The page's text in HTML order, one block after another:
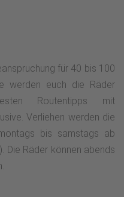
für 40 bis 100
werden euch die Räder
Routentipps mit
Verliehen werden die
bis samstags ab
Die Räder können abends